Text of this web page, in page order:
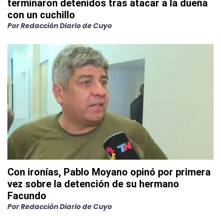
terminaron detenidos tras atacar a la dueña
con un cuchillo
PorRedacción Diario de Cuyo
Con ironías, Pablo Moyano opinó por primera
vez sobre la detención de su hermano
Facundo
PorRedacción Diario de Cuyo